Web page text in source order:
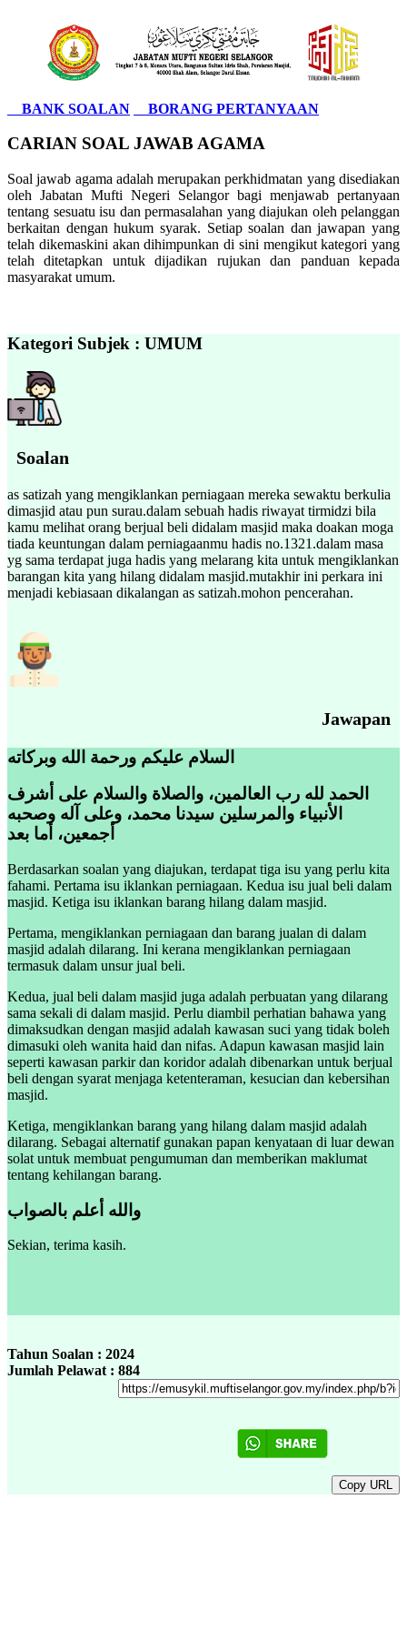
BANK SOALAN BORANG PERTANYAAN
CARIAN SOAL JAWAB AGAMA
Soal jawab agama adalah merupakan perkhidmatan yang disediakan
oleh Jabatan Mufti Negeri Selangor bagi menjawab pertanyaan
tentang sesuatu isu dan permasalahan yang diajukan oleh pelanggan
berkaitan dengan hukum syarak. Setiap soalan dan jawapan yang
telah dikemaskini akan dihimpunkan di sini mengikut kategori yang
telah ditetapkan untuk dijadikan rujukan dan panduan kepada
masyarakat umum.
Kategori Subjek : UMUM
Soalan
as satizah yang mengiklankan perniagaan mereka sewaktu berkulia
dimasjid atau pun surau.dalam sebuah hadis riwayat tirmidzi bila
kamu melihat orang berjual beli didalam masjid maka doakan moga
tiada keuntungan dalam perniagaanmu hadis no.1321.dalam masa
yg sama terdapat juga hadis yang melarang kita untuk mengiklankan
barangan kita yang hilang didalam masjid.mutakhir ini perkara ini
menjadi kebiasaan dikalangan as satizah.mohon pencerahan.
Jawapan
السلام عليكم ورحمة الله وبركاته
الحمد لله رب العالمين، والصلاة والسلام على أشرف
الأنبياء والمرسلين سيدنا محمد، وعلى آله وصحبه
أجمعين، أما بعد
Berdasarkan soalan yang diajukan, terdapat tiga isu yang perlu kita
fahami. Pertama isu iklankan perniagaan. Kedua isu jual beli dalam
masjid. Ketiga isu iklankan barang hilang dalam masjid.
Pertama, mengiklankan perniagaan dan barang jualan di dalam
masjid adalah dilarang. Ini kerana mengiklankan perniagaan
termasuk dalam unsur jual beli.
Kedua, jual beli dalam masjid juga adalah perbuatan yang dilarang
sama sekali di dalam masjid. Perlu diambil perhatian bahawa yang
dimaksudkan dengan masjid adalah kawasan suci yang tidak boleh
dimasuki oleh wanita haid dan nifas. Adapun kawasan masjid lain
seperti kawasan parkir dan koridor adalah dibenarkan untuk berjual
beli dengan syarat menjaga ketenteraman, kesucian dan kebersihan
masjid.
Ketiga, mengiklankan barang yang hilang dalam masjid adalah
dilarang. Sebagai alternatif gunakan papan kenyataan di luar dewan
solat untuk membuat pengumuman dan memberikan maklumat
tentang kehilangan barang.
والله أعلم بالصواب
Sekian, terima kasih.
Tahun Soalan : 2024
Jumlah Pelawat : 884
Copy URL